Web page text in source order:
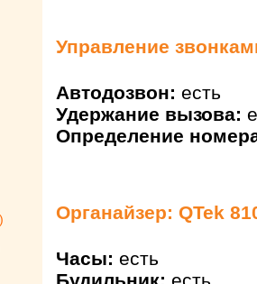
Управление
Автодозвон: есть
Удержание вызова:
Определение
Органайзер: QTek
Часы: есть